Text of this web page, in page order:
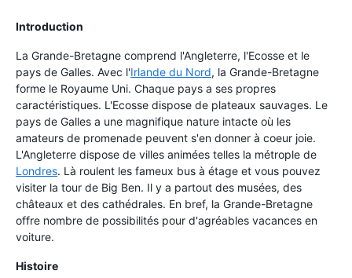
Introduction
La Grande-Bretagne comprend l'Angleterre, l'Ecosse et le
pays de Galles. Avec l'Irlande du Nord, la Grande-Bretagne
forme le Royaume Uni. Chaque pays a ses propres
caractéristiques. L'Ecosse dispose de plateaux sauvages. Le
pays de Galles a une magnifique nature intacte où les
amateurs de promenade peuvent s'en donner à coeur joie.
L'Angleterre dispose de villes animées telles la métrople de
Londres. Là roulent les fameux bus à étage et vous pouvez
visiter la tour de Big Ben. Il y a partout des musées, des
châteaux et des cathédrales. En bref, la Grande-Bretagne
offre nombre de possibilités pour d'agréables vacances en
voiture.
Histoire